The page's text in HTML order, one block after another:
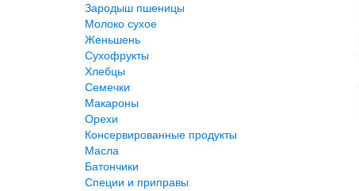
Зародыш пшеницы
Молоко сухое
Женьшень
Сухофрукты
Хлебцы
Семечки
Макароны
Орехи
Консервированные продукты
Масла
Батончики
Специи и приправы